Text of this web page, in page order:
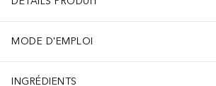
MODE D'EMPLOI
INGRÉDIENTS